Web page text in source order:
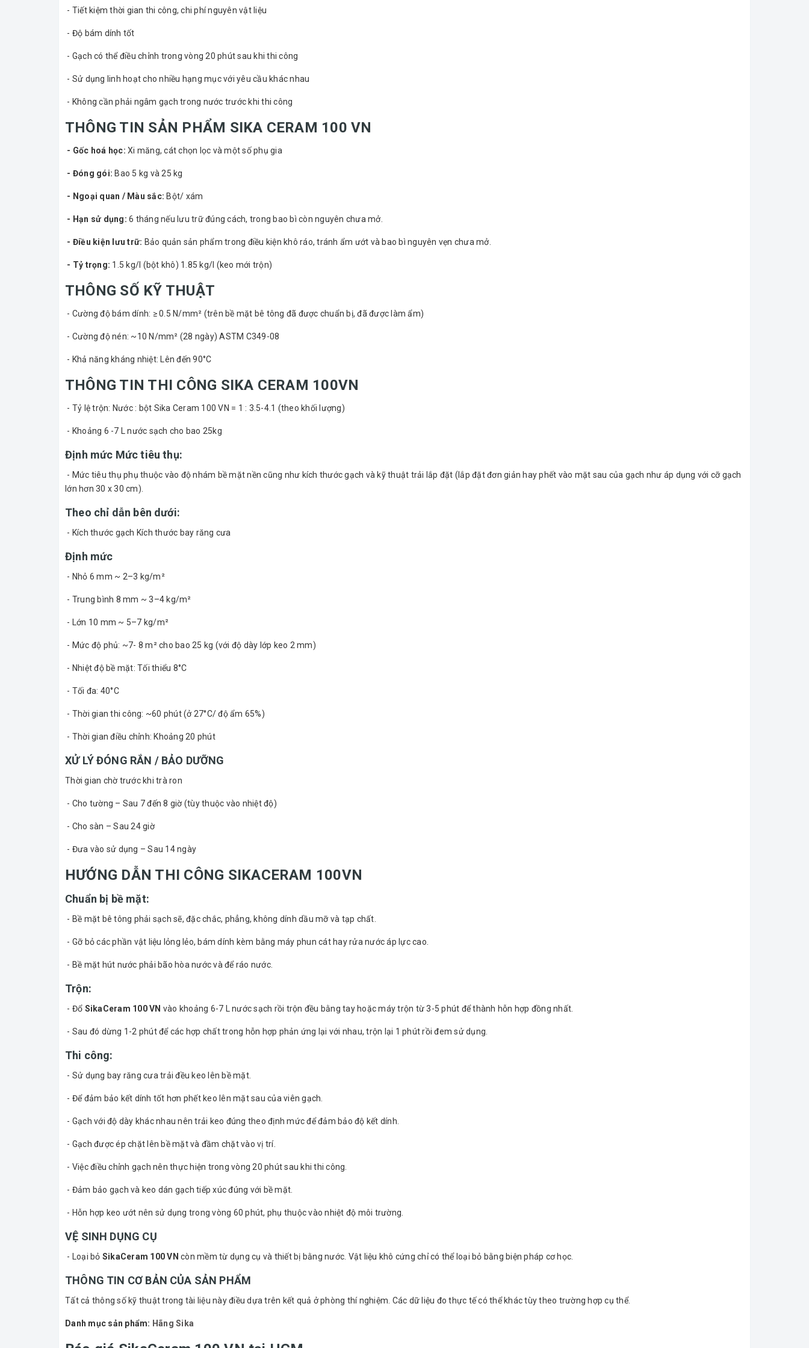
- Tiết kiệm thời gian thi công, chi phí nguyên vật liệu
- Độ bám dính tốt
- Gạch có thể điều chỉnh trong vòng 20 phút sau khi thi công
- Sử dụng linh hoạt cho nhiều hạng mục với yêu cầu khác nhau
- Không cần phải ngâm gạch trong nước trước khi thi công
THÔNG TIN SẢN PHẨM SIKA CERAM 100 VN
- Gốc hoá học: Xi măng, cát chọn lọc và một số phụ gia
- Đóng gói: Bao 5 kg và 25 kg
- Ngoại quan / Màu sắc: Bột/ xám
- Hạn sử dụng: 6 tháng nếu lưu trữ đúng cách, trong bao bì còn nguyên chưa mở.
- Điều kiện lưu trữ: Bảo quản sản phẩm trong điều kiện khô ráo, tránh ẩm ướt và bao bì nguyên vẹn chưa mở.
- Tỷ trọng: 1.5 kg/l (bột khô) 1.85 kg/l (keo mới trộn)
THÔNG SỐ KỸ THUẬT
- Cường độ bám dính: ≥ 0.5 N/mm² (trên bề mặt bê tông đã được chuẩn bị, đã được làm ẩm)
- Cường độ nén: ~10 N/mm² (28 ngày) ASTM C349-08
- Khả năng kháng nhiệt: Lên đến 90°C
THÔNG TIN THI CÔNG SIKA CERAM 100VN
- Tỷ lệ trộn: Nước : bột Sika Ceram 100 VN = 1 : 3.5-4.1 (theo khối lượng)
- Khoảng 6 -7 L nước sạch cho bao 25kg
Định mức Mức tiêu thụ:
- Mức tiêu thụ phụ thuộc vào độ nhám bề mặt nền cũng như kích thước gạch và kỹ thuật trải lắp đặt (lắp đặt đơn giản hay phết vào mặt sau của gạch như áp dụng với cỡ gạch
lớn hơn 30 x 30 cm).
Theo chỉ dẫn bên dưới:
- Kích thước gạch Kích thước bay răng cưa
Định mức
- Nhỏ 6 mm ~ 2–3 kg/m²
- Trung bình 8 mm ~ 3–4 kg/m²
- Lớn 10 mm ~ 5–7 kg/m²
- Mức độ phủ: ~7- 8 m² cho bao 25 kg (với độ dày lớp keo 2 mm)
- Nhiệt độ bề mặt: Tối thiểu 8°C
- Tối đa: 40°C
- Thời gian thi công: ~60 phút (ở 27°C/ độ ẩm 65%)
- Thời gian điều chỉnh: Khoảng 20 phút
XỬ LÝ ĐÓNG RẮN / BẢO DƯỠNG
Thời gian chờ trước khi trà ron
- Cho tường – Sau 7 đến 8 giờ (tùy thuộc vào nhiệt độ)
- Cho sàn – Sau 24 giờ
- Đưa vào sử dụng – Sau 14 ngày
HƯỚNG DẪN THI CÔNG SIKACERAM 100VN
Chuẩn bị bề mặt:
- Bề mặt bê tông phải sạch sẽ, đặc chắc, phẳng, không dính dầu mỡ và tạp chất.
- Gỡ bỏ các phần vật liệu lỏng lẻo, bám dính kèm bằng máy phun cát hay rửa nước áp lực cao.
- Bề mặt hút nước phải bão hòa nước và để ráo nước.
Trộn:
- Đổ SikaCeram 100 VN vào khoảng 6-7 L nước sạch rồi trộn đều bằng tay hoặc máy trộn từ 3-5 phút để thành hỗn hợp đồng nhất.
- Sau đó dừng 1-2 phút để các hợp chất trong hỗn hợp phản ứng lại với nhau, trộn lại 1 phút rồi đem sử dụng.
Thi công:
- Sử dụng bay răng cưa trải đều keo lên bề mặt.
- Để đảm bảo kết dính tốt hơn phết keo lên mặt sau của viên gạch.
- Gạch với độ dày khác nhau nên trải keo đúng theo định mức để đảm bảo độ kết dính.
- Gạch được ép chặt lên bề mặt và đầm chặt vào vị trí.
- Việc điều chỉnh gạch nên thực hiện trong vòng 20 phút sau khi thi công.
- Đảm bảo gạch và keo dán gạch tiếp xúc đúng với bề mặt.
- Hỗn hợp keo ướt nên sử dụng trong vòng 60 phút, phụ thuộc vào nhiệt độ môi trường.
VỆ SINH DỤNG CỤ
- Loại bỏ SikaCeram 100 VN còn mềm từ dụng cụ và thiết bị bằng nước. Vật liệu khô cứng chỉ có thể loại bỏ bằng biện pháp cơ học.
THÔNG TIN CƠ BẢN CỦA SẢN PHẨM
Tất cả thông số kỹ thuật trong tài liệu này điều dựa trên kết quả ở phòng thí nghiệm. Các dữ liệu đo thực tế có thể khác tùy theo trường hợp cụ thể.
Danh mục sản phẩm: Hãng Sika